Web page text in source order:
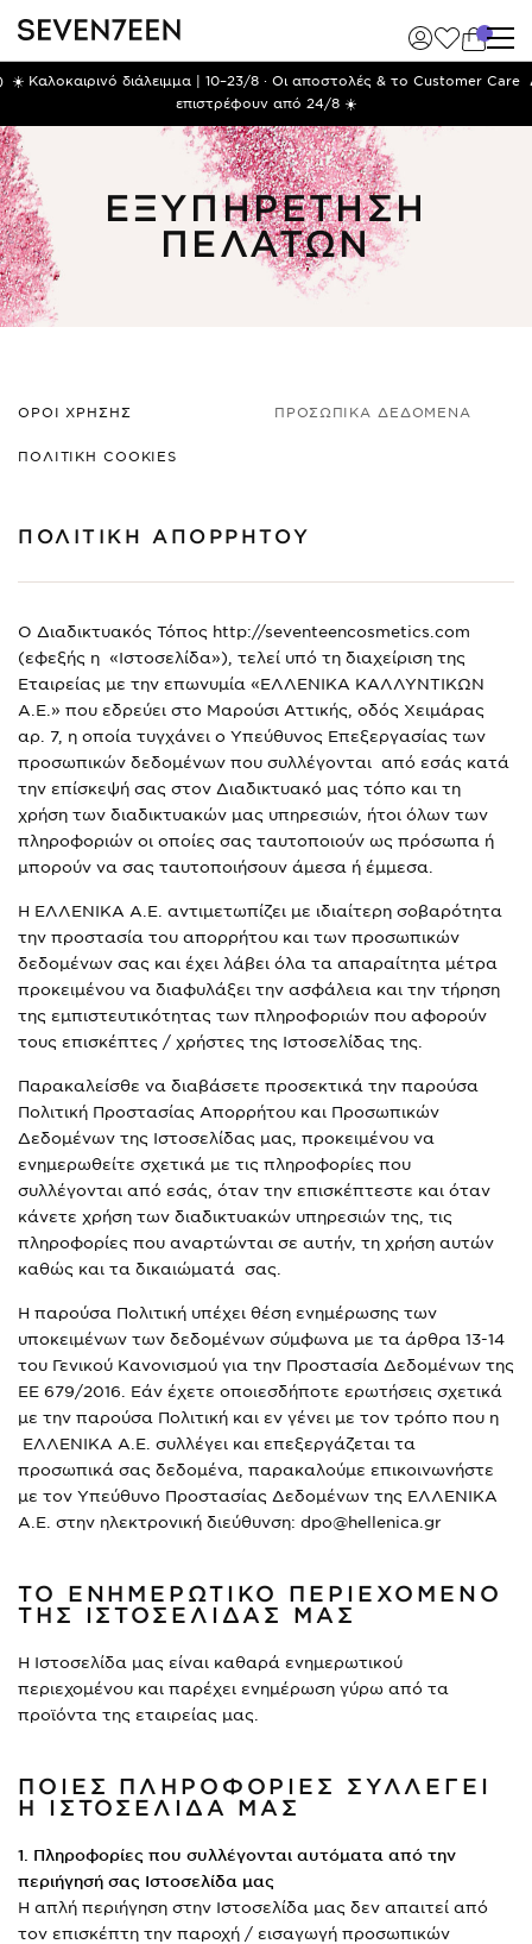
☀️ Καλοκαιρινό διάλειμμα | 10–23/8 · Οι αποστολές & το Customer Care
επιστρέφουν από 24/8 ☀️
ΕΞΥΠΗΡΕΤΗΣΗ
ΠΕΛΑΤΩΝ
ΟΡΟΙ ΧΡΗΣΗΣ ΠΡΟΣΩΠΙΚΑ ΔΕΔΟΜΕΝΑ
ΠΟΛΙΤΙΚΗ COOKIES
ΠΟΛΙΤΙΚΗ ΑΠΟΡΡΗΤΟΥ
Ο Διαδικτυακός Τόπος http://seventeencosmetics.com
(εφεξής η «Ιστοσελίδα»), τελεί υπό τη διαχείριση της
Εταιρείας με την επωνυμία «ΕΛΛΕΝΙΚΑ ΚΑΛΛΥΝΤΙΚΩΝ
Α.Ε.» που εδρεύει στο Μαρούσι Αττικής, οδός Χειμάρας
αρ. 7, η οποία τυγχάνει ο Υπεύθυνος Επεξεργασίας των
προσωπικών δεδομένων που συλλέγονται από εσάς κατά
την επίσκεψή σας στον Διαδικτυακό μας τόπο και τη
χρήση των διαδικτυακών μας υπηρεσιών, ήτοι όλων των
πληροφοριών οι οποίες σας ταυτοποιούν ως πρόσωπα ή
μπορούν να σας ταυτοποιήσουν άμεσα ή έμμεσα.
Η ΕΛΛΕΝΙΚΑ Α.Ε. αντιμετωπίζει με ιδιαίτερη σοβαρότητα
την προστασία του απορρήτου και των προσωπικών
δεδομένων σας και έχει λάβει όλα τα απαραίτητα μέτρα
προκειμένου να διαφυλάξει την ασφάλεια και την τήρηση
της εμπιστευτικότητας των πληροφοριών που αφορούν
τους επισκέπτες / χρήστες της Ιστοσελίδας της.
Παρακαλείσθε να διαβάσετε προσεκτικά την παρούσα
Πολιτική Προστασίας Απορρήτου και Προσωπικών
Δεδομένων της Ιστοσελίδας μας, προκειμένου να
ενημερωθείτε σχετικά με τις πληροφορίες που
συλλέγονται από εσάς, όταν την επισκέπτεστε και όταν
κάνετε χρήση των διαδικτυακών υπηρεσιών της, τις
πληροφορίες που αναρτώνται σε αυτήν, τη χρήση αυτών
καθώς και τα δικαιώματά σας.
Η παρούσα Πολιτική υπέχει θέση ενημέρωσης των
υποκειμένων των δεδομένων σύμφωνα με τα άρθρα 13-14
του Γενικού Κανονισμού για την Προστασία Δεδομένων της
ΕΕ 679/2016. Εάν έχετε οποιεσδήποτε ερωτήσεις σχετικά
με την παρούσα Πολιτική και εν γένει με τον τρόπο που η
ΕΛΛΕΝΙΚΑ Α.Ε. συλλέγει και επεξεργάζεται τα
προσωπικά σας δεδομένα, παρακαλούμε επικοινωνήστε
με τον Υπεύθυνο Προστασίας Δεδομένων της ΕΛΛΕΝΙΚΑ
Α.Ε. στην ηλεκτρονική διεύθυνση: dpo@hellenica.gr
ΤΟ ΕΝΗΜΕΡΩΤΙΚΟ ΠΕΡΙΕΧΟΜΕΝΟ
ΤΗΣ ΙΣΤΟΣΕΛΙΔΑΣ ΜΑΣ
H Ιστοσελίδα μας είναι καθαρά ενημερωτικού
περιεχομένου και παρέχει ενημέρωση γύρω από τα
προϊόντα της εταιρείας μας.
ΠΟΙΕΣ ΠΛΗΡΟΦΟΡΙΕΣ ΣΥΛΛΕΓΕΙ
Η ΙΣΤΟΣΕΛΙΔΑ ΜΑΣ
1. Πληροφορίες που συλλέγονται αυτόματα από την
περιήγησή σας Ιστοσελίδα μας
Η απλή περιήγηση στην Ιστοσελίδα μας δεν απαιτεί από
τον επισκέπτη την παροχή / εισαγωγή προσωπικών